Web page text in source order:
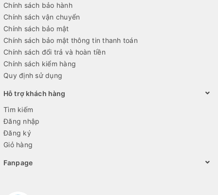
Chính sách bảo hành
Chính sách vận chuyển
Chính sách bảo mật
Chính sách bảo mật thông tin thanh toán
Chính sách đổi trả và hoàn tiền
Chính sách kiểm hàng
Quy định sử dụng
Hỗ trợ khách hàng
Tìm kiếm
Đăng nhập
Đăng ký
Giỏ hàng
Fanpage